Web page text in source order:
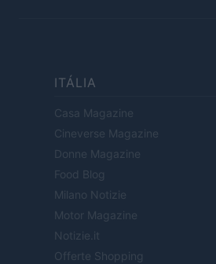
ITÁLIA
Casa Magazine
Cineverse Magazine
Donne Magazine
Food Blog
Milano Notizie
Motor Magazine
Notizie.it
Offerte Shopping